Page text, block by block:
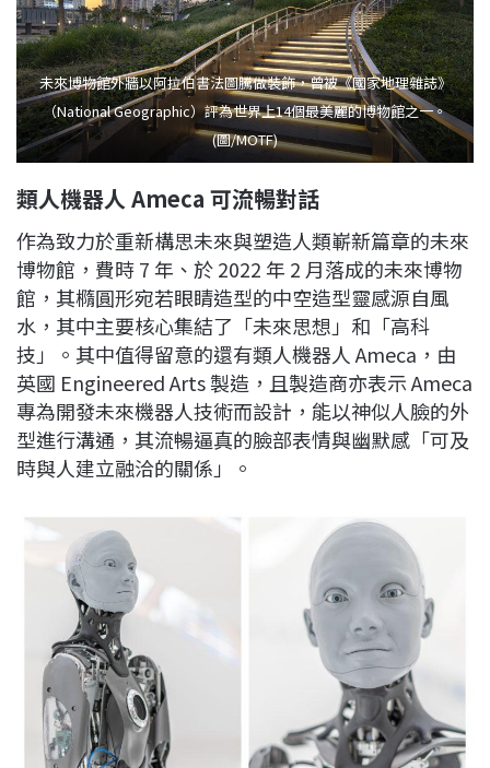
未來博物館外牆以阿拉伯書法圖騰做裝飾，曾被《國家地理雜誌》
（National Geographic）評為世界上14個最美麗的博物館之一。
(圖/MOTF)
類人機器人 Ameca 可流暢對話
作為致力於重新構思未來與塑造人類嶄新篇章的未來
博物館，費時 7 年、於 2022 年 2 月落成的未來博物
館，其橢圓形宛若眼睛造型的中空造型靈感源自風
水，其中主要核心集結了「未來思想」和「高科
技」。其中值得留意的還有類人機器人 Ameca，由
英國 Engineered Arts 製造，且製造商亦表示 Ameca
專為開發未來機器人技術而設計，能以神似人臉的外
型進行溝通，其流暢逼真的臉部表情與幽默感「可及
時與人建立融洽的關係」。